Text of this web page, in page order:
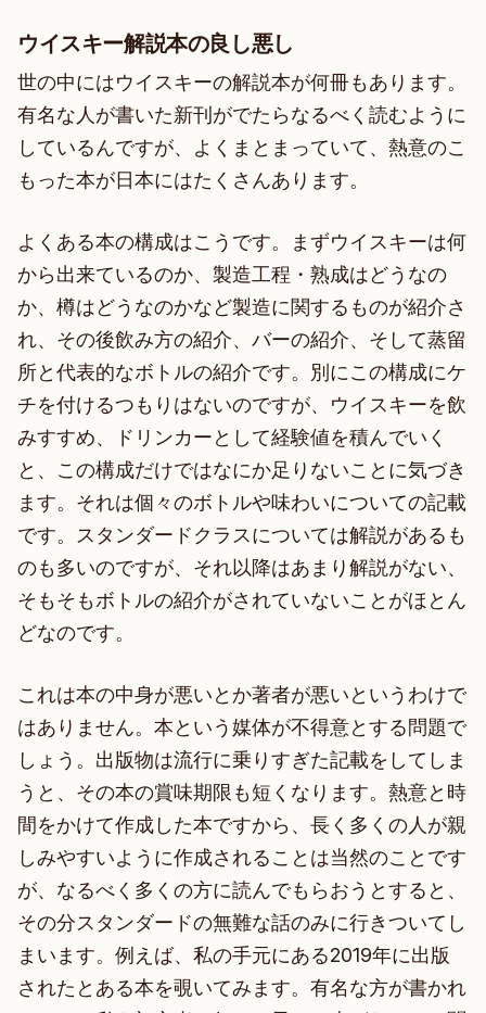
ウイスキー解説本の良し悪し
世の中にはウイスキーの解説本が何冊もあります。
有名な人が書いた新刊がでたらなるべく読むように
しているんですが、よくまとまっていて、熱意のこ
もった本が日本にはたくさんあります。
よくある本の構成はこうです。まずウイスキーは何
から出来ているのか、製造工程・熟成はどうなの
か、樽はどうなのかなど製造に関するものが紹介さ
れ、その後飲み方の紹介、バーの紹介、そして蒸留
所と代表的なボトルの紹介です。別にこの構成にケ
チを付けるつもりはないのですが、ウイスキーを飲
みすすめ、ドリンカーとして経験値を積んでいく
と、この構成だけではなにか足りないことに気づき
ます。それは個々のボトルや味わいについての記載
です。スタンダードクラスについては解説があるも
のも多いのですが、それ以降はあまり解説がない、
そもそもボトルの紹介がされていないことがほとん
どなのです。
これは本の中身が悪いとか著者が悪いというわけで
はありません。本という媒体が不得意とする問題で
しょう。出版物は流行に乗りすぎた記載をしてしま
うと、その本の賞味期限も短くなります。熱意と時
間をかけて作成した本ですから、長く多くの人が親
しみやすいように作成されることは当然のことです
が、なるべく多くの方に読んでもらおうとすると、
その分スタンダードの無難な話のみに行きついてし
まいます。例えば、私の手元にある2019年に出版
されたとある本を覗いてみます。有名な方が書かれ